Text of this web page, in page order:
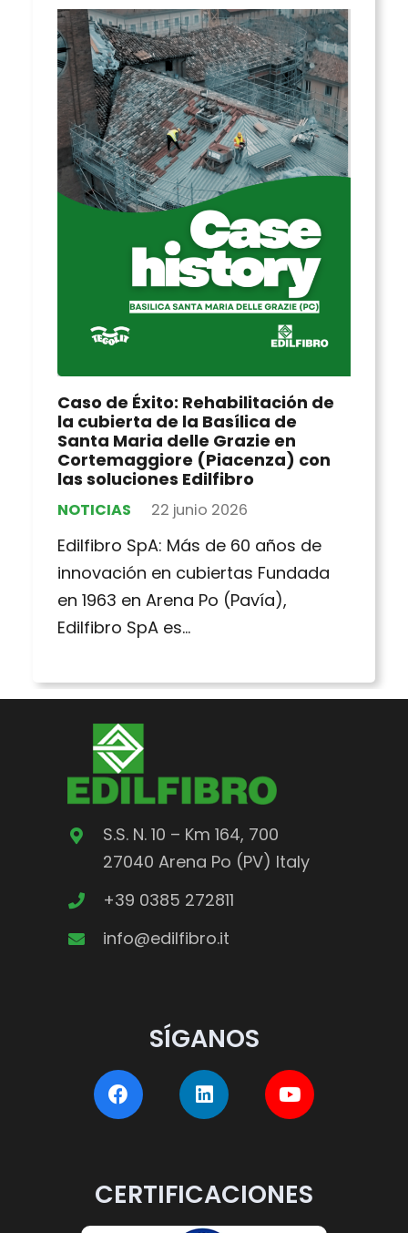
Caso de Éxito: Rehabilitación de
la cubierta de la Basílica de
Santa Maria delle Grazie en
Cortemaggiore (Piacenza) con
las soluciones Edilfibro
NOTICIAS 22 junio 2026
Edilfibro SpA: Más de 60 años de
innovación en cubiertas Fundada
en 1963 en Arena Po (Pavía),
Edilfibro SpA es…
S.S. N. 10 – Km 164, 700
27040 Arena Po (PV) Italy
+39 0385 272811
info@edilfibro.it
SÍGANOS
CERTIFICACIONES